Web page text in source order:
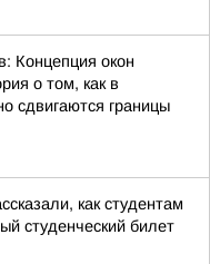
Концепция окон
о том, как в
сдвигаются границы
как студентам
студенческий билет